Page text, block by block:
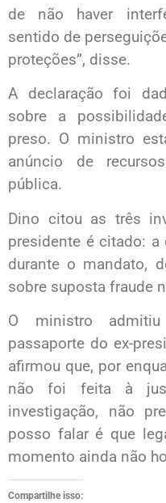
de não haver
sentido de
proteções”, disse.
A declaração foi
sobre a
preso. O ministro
anúncio de
pública.
Dino citou as três
presidente é citado:
durante o mandato,
sobre suposta fraude
O ministro
passaporte do ex-
afirmou que, por
não foi feita à
investigação, não
posso falar é que
momento ainda não
Compartilhe isso: